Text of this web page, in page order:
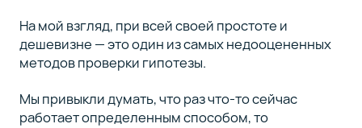
На мой взгляд, при всей своей простоте и
дешевизне — это один из самых недооцененных
методов проверки гипотезы.
Мы привыкли думать, что раз что-то сейчас
работает определенным способом, то